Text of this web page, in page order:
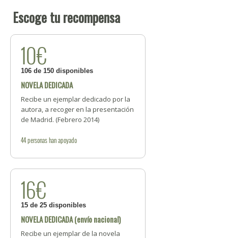
Escoge tu recompensa
10€
106 de 150 disponibles
NOVELA DEDICADA
Recibe un ejemplar dedicado por la
autora, a recoger en la presentación
de Madrid. (Febrero 2014)
44personashan apoyado
16€
15 de 25 disponibles
NOVELA DEDICADA (envío nacional)
Recibe un ejemplar de la novela